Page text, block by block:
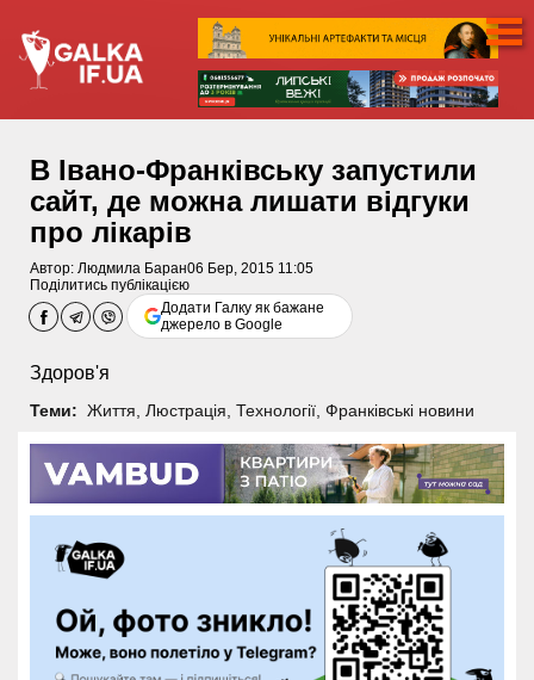
В Івано-Франківську запустили
сайт, де можна лишати відгуки
про лікарів
Автор: Людмила Баран06 Бер, 2015 11:05
Поділитись публікацією
Додати Галку як бажане
джерело в Google
Здоров'я
Теми: Життя Люстрація Технології, Франківські новини